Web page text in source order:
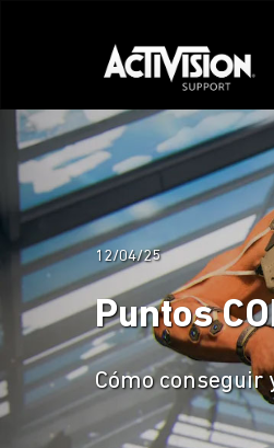
12/04/25
Puntos
Cómo conseguir